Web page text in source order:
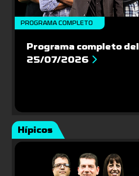
PROGRAMA COMPLETO
Programa completo del
25/07/2026
Hípicos